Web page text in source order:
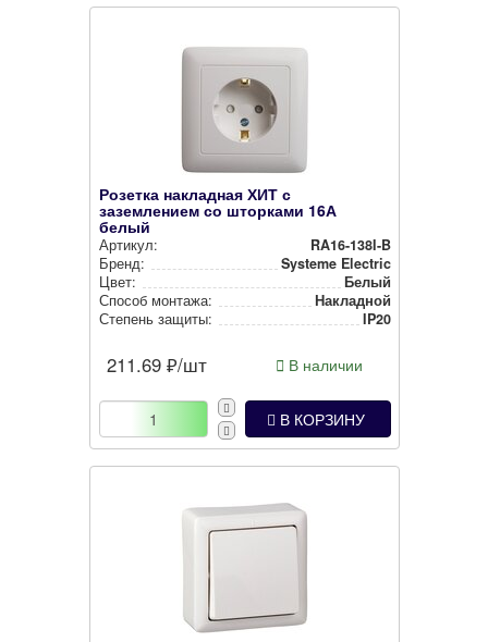
Розетка накладная ХИТ с
заземлением со шторками 16А
белый
Артикул:
RA16-138I-B
Бренд:
Systeme Electric
Цвет:
Белый
Способ монтажа:
Накладной
Степень защиты:
IP20
211.69 ₽/шт В наличии
В КОРЗИНУ